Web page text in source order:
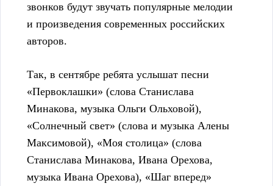
звонков будут звучать популярные мелодии
и произведения современных российских
авторов.
Так, в сентябре ребята услышат песни
«Первоклашки» (слова Станислава
Минакова, музыка Ольги Ольховой),
«Солнечный свет» (слова и музыка Алены
Максимовой), «Моя столица» (слова
Станислава Минакова, Ивана Орехова,
музыка Ивана Орехова), «Шаг вперед»